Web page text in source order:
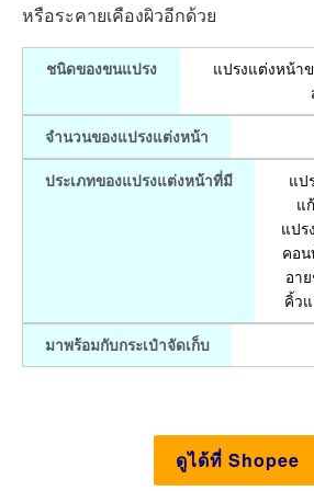
หรือระคายเคืองผิวอีกด้วย
ชนิดของขนแปรง
แปรงแต่งหน้า
จำนวนของแปรงแต่งหน้า
ประเภทของแปรงแต่งหน้าที่มี
แป
แ
แปร
คอน
อา
คิ้ว
มาพร้อมกับกระเป๋าจัดเก็บ
ดูได้ที่ Shopee